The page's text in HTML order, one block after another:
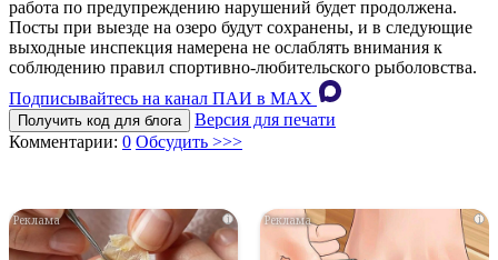
работа по предупреждению нарушений будет продолжена.
Посты при выезде на озеро будут сохранены, и в следующие
выходные инспекция намерена не ослаблять внимания к
соблюдению правил спортивно-любительского рыболовства.
Подписывайтесь на канал ПАИ в MAХ
Получить код для блога
Версия для печати
Комментарии: 0 Обсудить >>>
i i